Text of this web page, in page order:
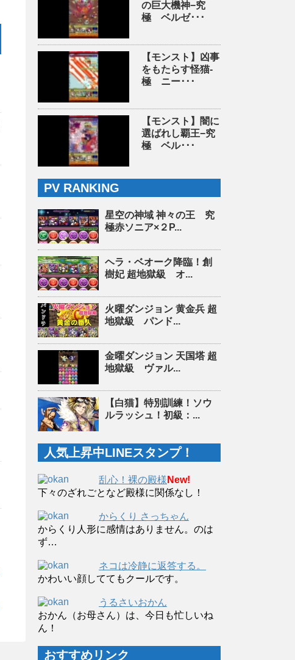
の巨大機神−究
極 ベルゼ･･･
【モンスト】凶事
をもたらす怪猫-
極 ニー･･･
【モンスト】闇に
選ばれし覇王−究
極 ベル･･･
PV RANKING
星空の神域 神々の王 究
極赤ソニア×２P...
ヘラ・ベオーク降臨！創
樹妃 超地獄級 オ...
火曜ダンジョン 黄金兵 超
地獄級 パンド...
金曜ダンジョン 天国塔 超
地獄級 ヴァル...
【白猫】特別訓練！ソウ
ルラッシュ！初級：...
人気上昇中LINEスタンプ！
乱心！裸の殿様 New!
下々のざれごとなど殿様に関係なし！
からくり さっちゃん
からくり人形に感情はありません。のは
ず…
ネコは冷静に返答する。
かわいい顔しててもクールです。
うるさいおかん
おかん（お母さん）は、今日も忙しいね
ん！
おすすめリンク